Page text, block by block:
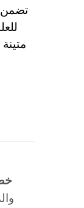
تضمن